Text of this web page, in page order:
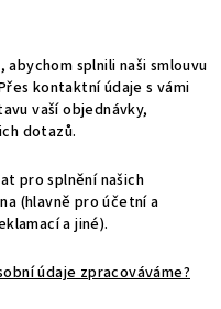
splnili naši smlouvu
kontaktní údaje s vámi
vaší objednávky,
dotazů.
pro splnění našich
(hlavně pro účetní a
a jiné).
údaje zpracováváme?